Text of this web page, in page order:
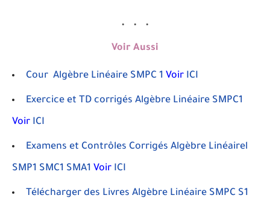
Voir Aussi
Cour Algèbre Linéaire SMPC 1 Voir ICI
Exercice et TD corrigés Algèbre Linéaire SMPC1
Voir ICI
Examens et Contrôles Corrigés Algèbre Linéairel
SMP1 SMC1 SMA1 Voir ICI
Télécharger des Livres Algèbre Linéaire SMPC S1